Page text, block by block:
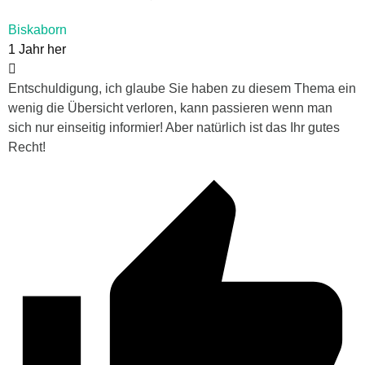
Biskaborn
1 Jahr her
Entschuldigung, ich glaube Sie haben zu diesem Thema ein
wenig die Übersicht verloren, kann passieren wenn man
sich nur einseitig informier! Aber natürlich ist das Ihr gutes
Recht!